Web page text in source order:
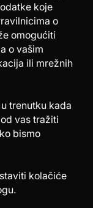
koje
o
omogućiti
o vašim
ili mrežnih
trenutku kada
vas tražiti
bismo
kolačiće